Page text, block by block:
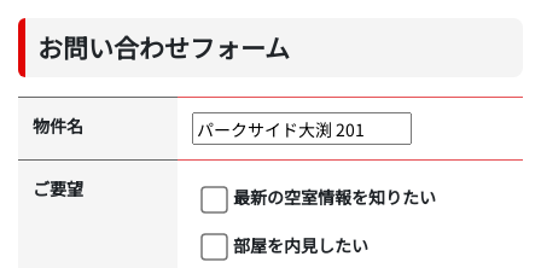
お問い合わせフォーム
物件名
ご要望
最新の空室情報を知りたい
部屋を内見したい